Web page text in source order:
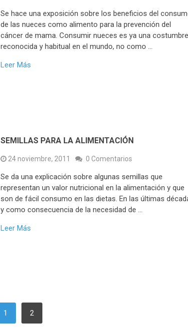
Se hace una exposición sobre los beneficios del
de las nueces como alimento para la prevención del
cáncer de mama. Consumir nueces es ya una
reconocida y habitual en el mundo, no como …
Leer Más
SEMILLAS PARA LA ALIMENTACIÓN
24 noviembre, 2011 0 Comentarios
Se da una explicación sobre algunas semillas que
representan un valor nutricional en la alimentación y que
son de fácil consumo en las dietas. En las últimas
y como consecuencia de la necesidad de …
Leer Más
1 2